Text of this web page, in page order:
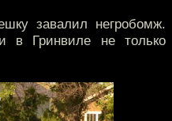
завалил негробомж.
в Гринвиле не только